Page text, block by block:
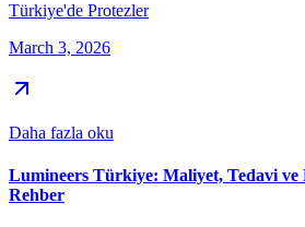
Türkiye'de Protezler
March 3, 2026
Daha fazla oku
Lumineers Türkiye: Maliyet, Tedavi
Rehber